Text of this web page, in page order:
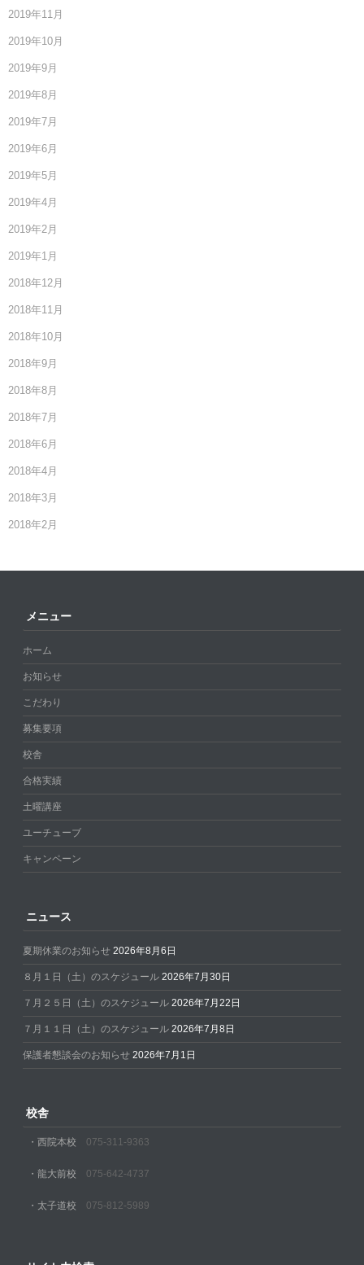
2019年11月
2019年10月
2019年9月
2019年8月
2019年7月
2019年6月
2019年5月
2019年4月
2019年2月
2019年1月
2018年12月
2018年11月
2018年10月
2018年9月
2018年8月
2018年7月
2018年6月
2018年4月
2018年3月
2018年2月
メニュー
ホーム
お知らせ
こだわり
募集要項
校舎
合格実績
土曜講座
ユーチューブ
キャンペーン
ニュース
夏期休業のお知らせ 2026年8月6日
８月１日（土）のスケジュール 2026年7月30日
７月２５日（土）のスケジュール 2026年7月22日
７月１１日（土）のスケジュール 2026年7月8日
保護者懇談会のお知らせ 2026年7月1日
校舎
・西院本校 075-311-9363
・龍大前校 075-642-4737
・太子道校 075-812-5989